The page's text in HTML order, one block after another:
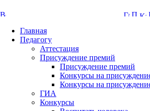
Главная
Педагогу
Аттестация
Присуждение премий
Присуждение премий
Конкурсы на
Конкурсы на
ГИА
Конкурсы